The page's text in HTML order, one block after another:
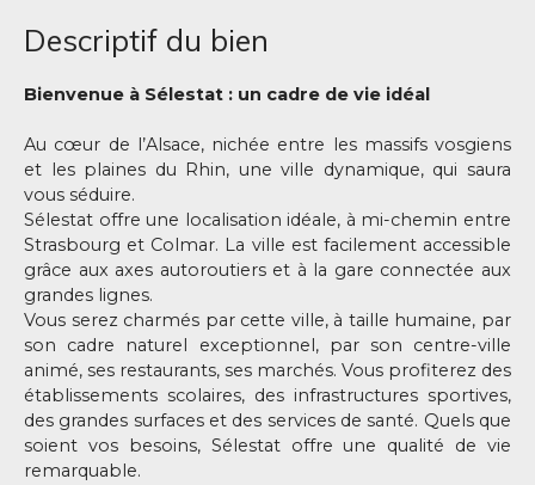
Descriptif du bien
Bienvenue à Sélestat : un cadre de vie idéal
Au cœur de l’Alsace, nichée entre les massifs vosgiens
et les plaines du Rhin, une ville dynamique, qui saura
vous séduire.
Sélestat offre une localisation idéale, à mi-chemin entre
Strasbourg et Colmar. La ville est facilement accessible
grâce aux axes autoroutiers et à la gare connectée aux
grandes lignes.
Vous serez charmés par cette ville, à taille humaine, par
son cadre naturel exceptionnel, par son centre-ville
animé, ses restaurants, ses marchés. Vous profiterez des
établissements scolaires, des infrastructures sportives,
des grandes surfaces et des services de santé. Quels que
soient vos besoins, Sélestat offre une qualité de vie
remarquable.